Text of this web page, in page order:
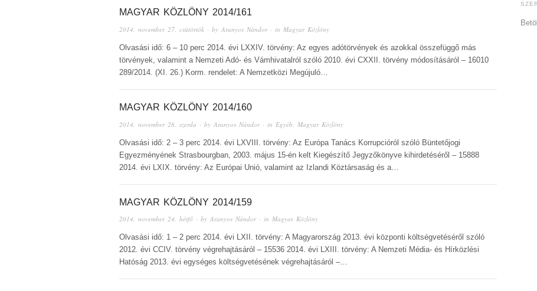
MAGYAR KÖZLÖNY 2014/161
2014. november 27. csütörtök · by Aranyos Nándor· in Magyar Közlöny
Olvasási idő: 6 – 10 perc 2014. évi LXXIV. törvény: Az egyes adótörvények és azokkal összefüggő más
törvények, valamint a Nemzeti Adó- és Vámhivatalról szóló 2010. évi CXXII. törvény módosításáról – 16010
289/2014. (XI. 26.) Korm. rendelet: A Nemzetközi Megújuló…
MAGYAR KÖZLÖNY 2014/160
2014. november 26. szerda · by Aranyos Nándor· in Egyéb Magyar Közlöny
Olvasási idő: 2 – 3 perc 2014. évi LXVIII. törvény: Az Európa Tanács Korrupcióról szóló Büntetőjogi
Egyezményének Strasbourgban, 2003. május 15-én kelt Kiegészítő Jegyzőkönyve kihirdetéséről – 15888
2014. évi LXIX. törvény: Az Európai Unió, valamint az Izlandi Köztársaság és a…
MAGYAR KÖZLÖNY 2014/159
2014. november 24. hétfő · by Aranyos Nándor· in Magyar Közlöny
Olvasási idő: 1 – 2 perc 2014. évi LXII. törvény: A Magyarország 2013. évi központi költségvetéséről szóló
2012. évi CCIV. törvény végrehajtásáról – 15536 2014. évi LXIII. törvény: A Nemzeti Média- és Hírközlési
Hatóság 2013. évi egységes költségvetésének végrehajtásáról –…